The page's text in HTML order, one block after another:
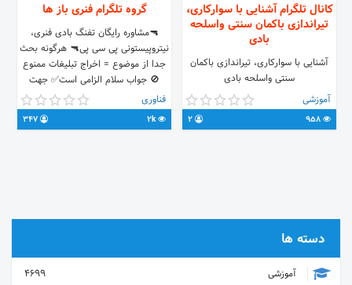
کانال تلگرام آشنایی با سوارکاری،
تیراندازی باکمان سنتی واسلحه
بادی
آشنایی با سوارکاری، تیراندازی باکمان
سنتی واسلحه بادی
آموزشی
گروه تلگرام فنری باز ها
🔫مشاوره رایگان تفنگ بادی فنری،
نیتروپیستونی پی سی پی🔫 هرگونه بحث
جدا از موضوع = اخراج تبلیغات ممنوع
🚫 جواب سلام الزامی است✅ جهت
تبلیغات از قبل باید هماهنگ کنید ادب
رعایت شود ربات گروه : @Airgunf_bot
https://t.me/joinchat/ECjlbj_J-
فناوری
2k
دسته ها
آموزشی
4699